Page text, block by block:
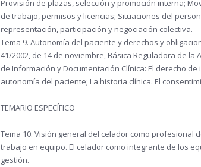
Provisión de plazas, selección y promoción interna;
de trabajo, permisos y licencias; Situaciones del
representación, participación y negociación colectiva.
Tema 9. Autonomía del paciente y derechos y
41/2002, de 14 de noviembre, Básica Reguladora de
de Información y Documentación Clínica: El derecho
autonomía del paciente; La historia clínica. El
TEMARIO ESPECÍFICO
Tema 10. Visión general del celador como profesional
trabajo en equipo. El celador como integrante de los
gestión.